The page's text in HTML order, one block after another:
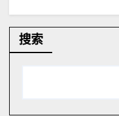
搜索